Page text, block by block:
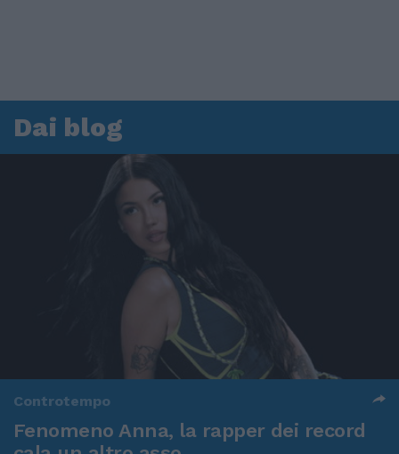
Dai blog
Controtempo
Fenomeno Anna, la rapper dei record